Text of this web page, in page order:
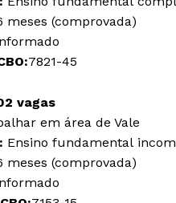
meses (comprovada)
7821-45
vagas
em área de Vale
Ensino fundamental
meses (comprovada)